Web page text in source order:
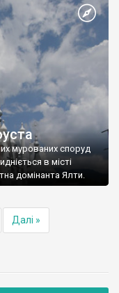
мурованих споруд
в місті
домінанта Ялти.
Далі »